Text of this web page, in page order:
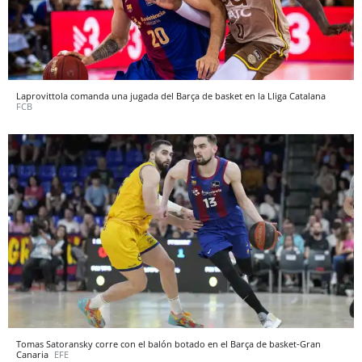
Laprovittola comanda una jugada del Barça de basket en la Lliga Catalana
FCB
Tomas Satoransky corre con el balón botado en el Barça de basket-Gran
Canaria EFE